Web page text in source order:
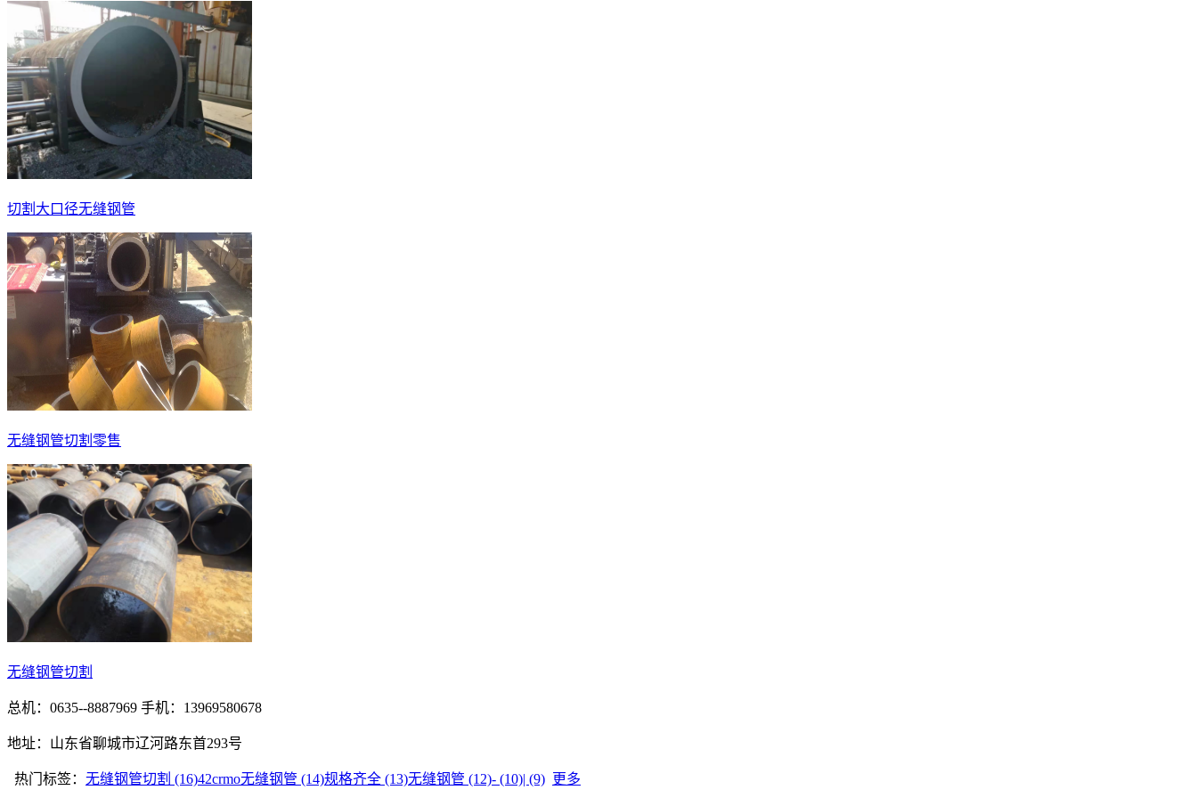
切割大口径无缝钢管
无缝钢管切割零售
无缝钢管切割
总机：0635--8887969 手机：13969580678
地址：山东省聊城市辽河路东首293号
热门标签： 无缝钢管切割 (16)42crmo无缝钢管 (14)规格齐全 (13)无缝钢管 (12)- (10)| (9) 更多